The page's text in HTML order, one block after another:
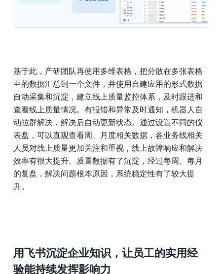
基于此，产研团队再使用多维表格，把分散在多张表格
中的数据汇总到一个文件，并使用自建应用的形式数据
自动采集和沉淀，建立线上质量监控体系，及时跟进和
查看线上质量情况。有报错和异常及时通知，机器人自
动拉群解决，解决后自动更新状态。通过设置不同的仪
表盘，可以直观查看周、月度相关数据，各业务线相关
人员对线上质量更加关注和重视，线上故障响应和解决
效率有很大提升。质量数据有了沉淀，经过每周、每月
的复盘，解决问题根本原因，系统稳定性有了较大提
升。
用飞书沉淀企业知识，让员工的实用经
验能持续发挥影响力